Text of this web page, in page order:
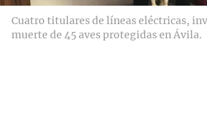
Cuatro titulares de líneas eléctricas,
muerte de 45 aves protegidas en Ávila.